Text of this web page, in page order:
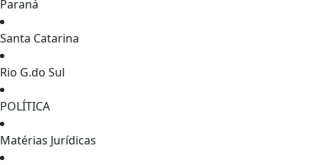
Paraná
Santa Catarina
Rio G.do Sul
POLÍTICA
Matérias Jurídicas